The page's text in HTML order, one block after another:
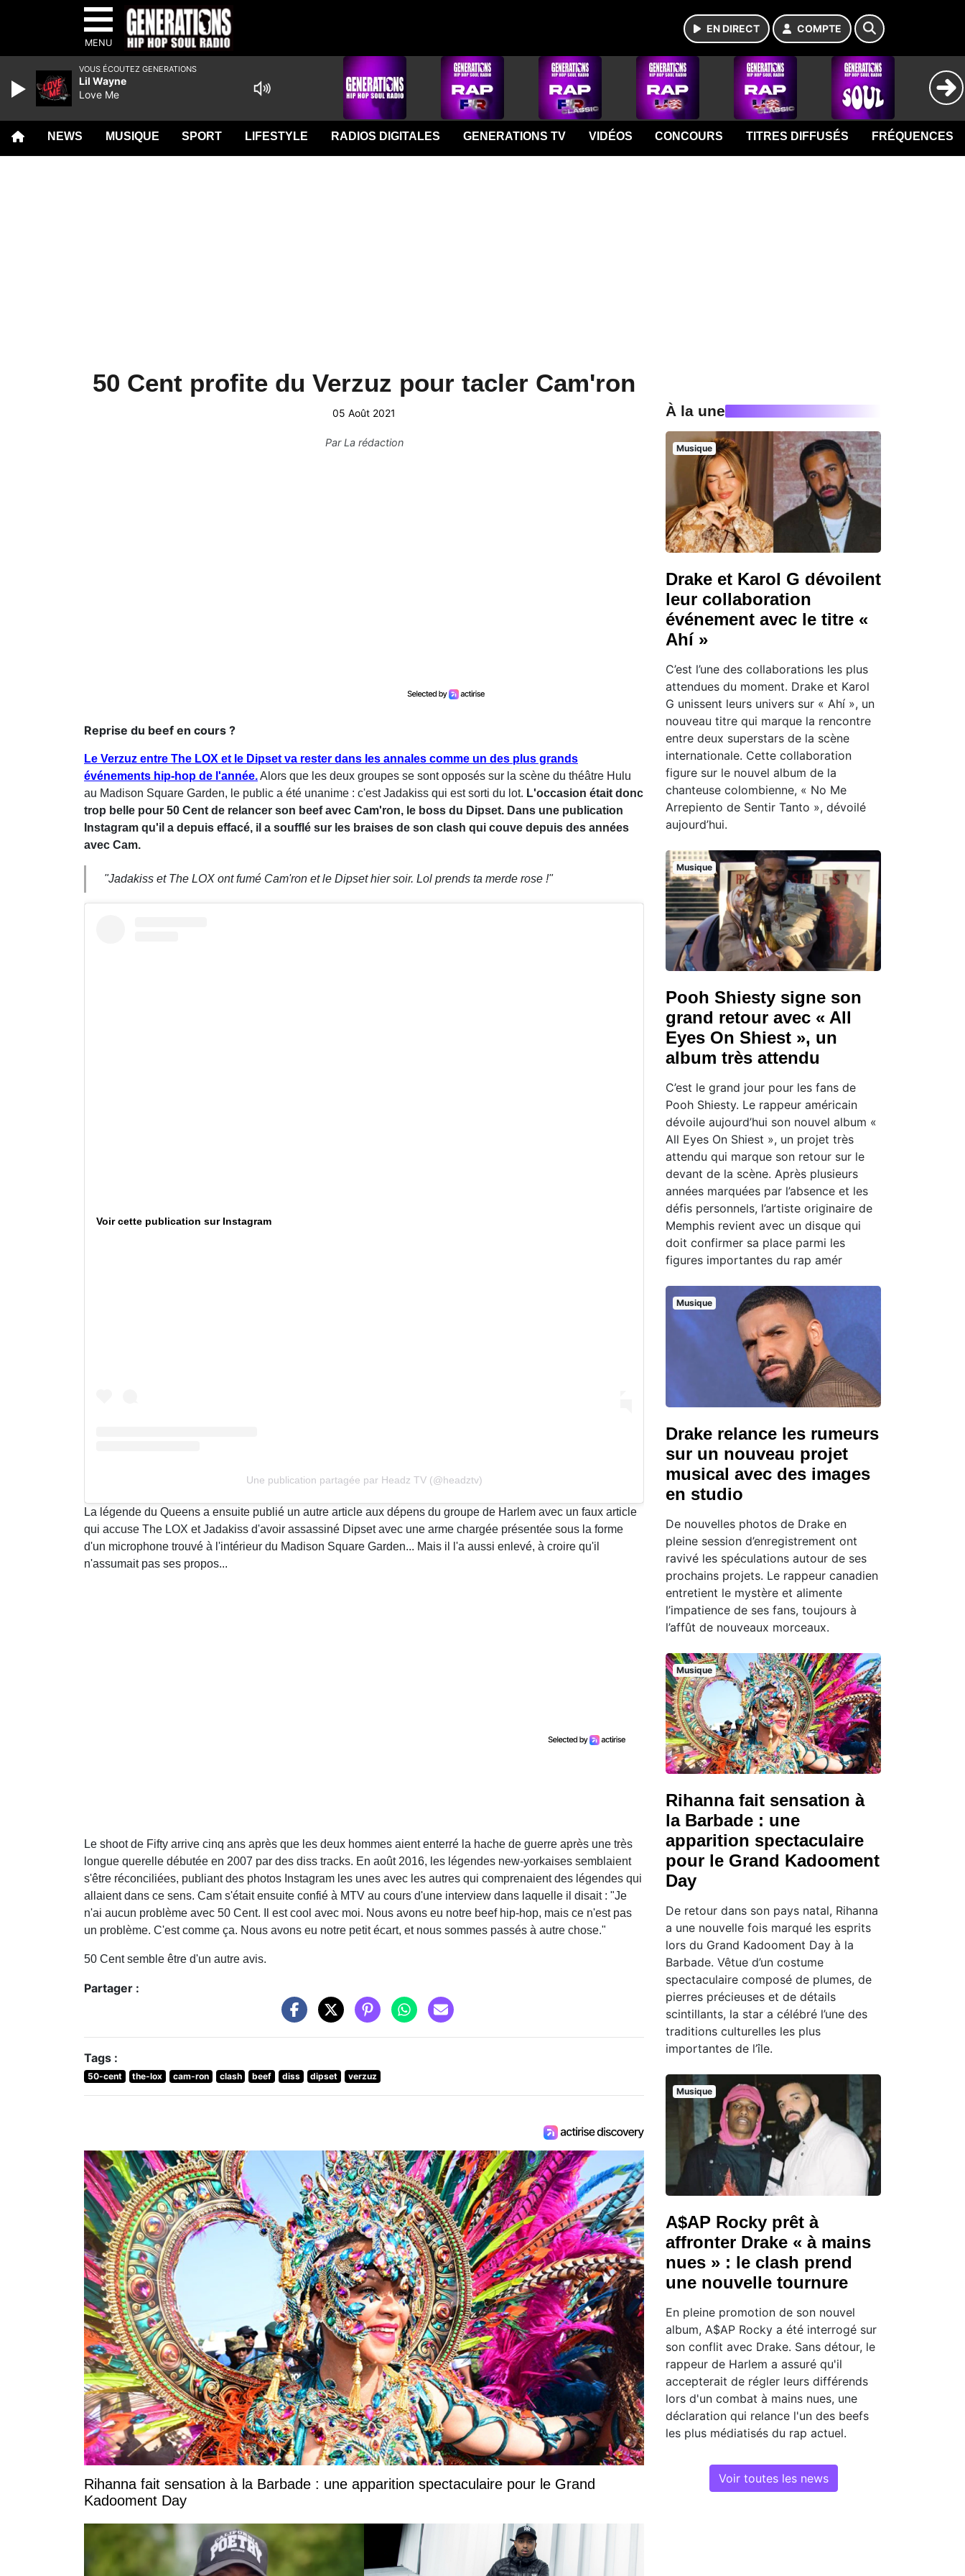
MENU
EN DIRECT COMPTE
NEWS MUSIQUE SPORT LIFESTYLE RADIOS DIGITALES GENERATIONS TV VIDÉOS CONCOURS TITRES DIFFUSÉS FRÉQUENCES
50 Cent profite du Verzuz pour tacler Cam'ron
05 Août 2021
ParLa rédaction
Reprise du beef en cours ?
Le Verzuz entre The LOX et le Dipset va rester dans les annales comme un des plus grands
événements hip-hop de l'année.Alors que les deux groupes se sont opposés sur la scène du théâtre Hulu
au Madison Square Garden, le public a été unanime : c'est Jadakiss qui est sorti du lot. L'occasion était donc
trop belle pour 50 Cent de relancer son beef avec Cam'ron, le boss du Dipset. Dans une publication
Instagram qu'il a depuis effacé, il a soufflé sur les braises de son clash qui couve depuis des années
avec Cam.
"Jadakiss et The LOX ont fumé Cam'ron et le Dipset hier soir. Lol prends ta merde rose !"
Voir cette publication sur Instagram
Une publication partagée par Headz TV (@headztv)
La légende du Queens a ensuite publié un autre article aux dépens du groupe de Harlem avec un faux article
qui accuse The LOX et Jadakiss d'avoir assassiné Dipset avec une arme chargée présentée sous la forme
d'un microphone trouvé à l'intérieur du Madison Square Garden... Mais il l'a aussi enlevé, à croire qu'il
n'assumait pas ses propos...
Le shoot de Fifty arrive cinq ans après que les deux hommes aient enterré la hache de guerre après une très
longue querelle débutée en 2007 par des diss tracks. En août 2016, les légendes new-yorkaises semblaient
s'être réconciliées, publiant des photos Instagram les unes avec les autres qui comprenaient des légendes qui
allaient dans ce sens. Cam s'était ensuite confié à MTV au cours d'une interview dans laquelle il disait : "Je
n'ai aucun problème avec 50 Cent. Il est cool avec moi. Nous avons eu notre beef hip-hop, mais ce n'est pas
un problème. C'est comme ça. Nous avons eu notre petit écart, et nous sommes passés à autre chose."
50 Cent semble être d'un autre avis.
Partager :
Tags :
50-cent the-lox cam-ron clash beef diss dipset verzuz
Rihanna fait sensation à la Barbade : une apparition spectaculaire pour le Grand
Kadooment Day
À la une
Musique
Drake et Karol G dévoilent
leur collaboration
événement avec le titre «
Ahí »
C’est l’une des collaborations les plus
attendues du moment. Drake et Karol
G unissent leurs univers sur « Ahí », un
nouveau titre qui marque la rencontre
entre deux superstars de la scène
internationale. Cette collaboration
figure sur le nouvel album de la
chanteuse colombienne, « No Me
Arrepiento de Sentir Tanto », dévoilé
aujourd’hui.
Musique
Pooh Shiesty signe son
grand retour avec « All
Eyes On Shiest », un
album très attendu
C’est le grand jour pour les fans de
Pooh Shiesty. Le rappeur américain
dévoile aujourd’hui son nouvel album «
All Eyes On Shiest », un projet très
attendu qui marque son retour sur le
devant de la scène. Après plusieurs
années marquées par l’absence et les
défis personnels, l’artiste originaire de
Memphis revient avec un disque qui
doit confirmer sa place parmi les
figures importantes du rap amér
Musique
Drake relance les rumeurs
sur un nouveau projet
musical avec des images
en studio
De nouvelles photos de Drake en
pleine session d’enregistrement ont
ravivé les spéculations autour de ses
prochains projets. Le rappeur canadien
entretient le mystère et alimente
l’impatience de ses fans, toujours à
l’affût de nouveaux morceaux.
Musique
Rihanna fait sensation à
la Barbade : une
apparition spectaculaire
pour le Grand Kadooment
Day
De retour dans son pays natal, Rihanna
a une nouvelle fois marqué les esprits
lors du Grand Kadooment Day à la
Barbade. Vêtue d’un costume
spectaculaire composé de plumes, de
pierres précieuses et de détails
scintillants, la star a célébré l’une des
traditions culturelles les plus
importantes de l’île.
Musique
A$AP Rocky prêt à
affronter Drake « à mains
nues » : le clash prend
une nouvelle tournure
En pleine promotion de son nouvel
album, A$AP Rocky a été interrogé sur
son conflit avec Drake. Sans détour, le
rappeur de Harlem a assuré qu'il
accepterait de régler leurs différends
lors d'un combat à mains nues, une
déclaration qui relance l'un des beefs
les plus médiatisés du rap actuel.
Voir toutes les news
VOUS ÉCOUTEZ GENERATIONS
Lil Wayne
Love Me